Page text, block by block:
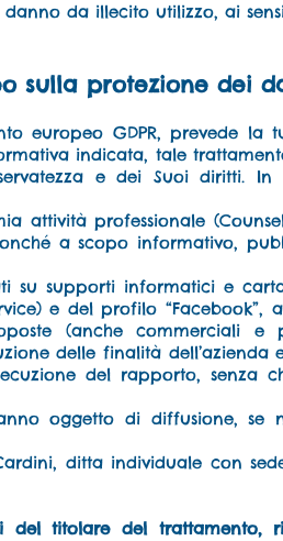
da illecito utilizzo, ai
sulla protezione dei
europeo GDPR, prevede la
indicata, tale
e dei Suoi diritti.
professionale
a scopo informativo,
su supporti informatici e
e del profilo
(anche commerciali e
delle finalità
del rapporto, senza
oggetto di diffusione, se
ditta individuale con
titolare del trattamento,